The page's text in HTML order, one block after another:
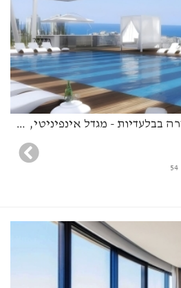
דירת יוקרה נדירה למכירה בבלעדיות - מגדל אינפיניטי, תל אביב